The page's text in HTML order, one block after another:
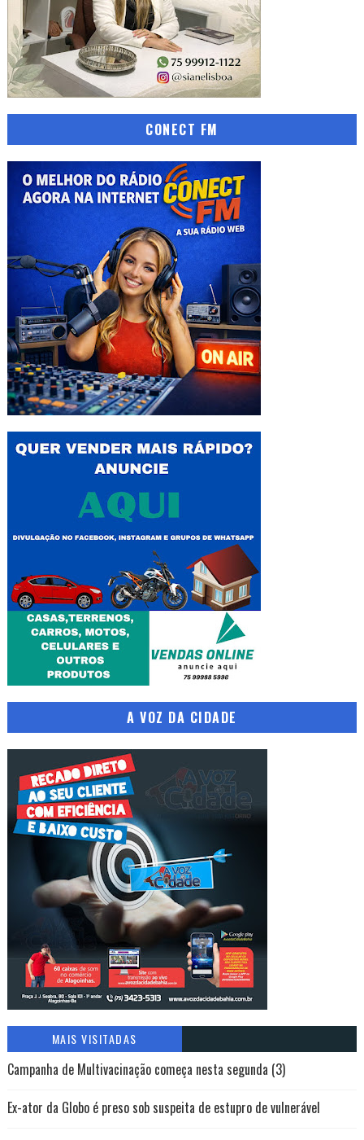
CONECT FM
A VOZ DA CIDADE
MAIS VISITADAS
Campanha de Multivacinação começa nesta segunda (3)
Ex-ator da Globo é preso sob suspeita de estupro de vulnerável